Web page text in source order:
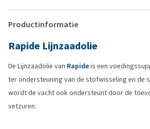
Productinformatie
Rapide Lijnzaadolie
De Lijnzaadolie van Rapideis een
ter ondersteuning van de stofwisseling en de
wordt de vacht ook ondersteunt door de
vetzuren.